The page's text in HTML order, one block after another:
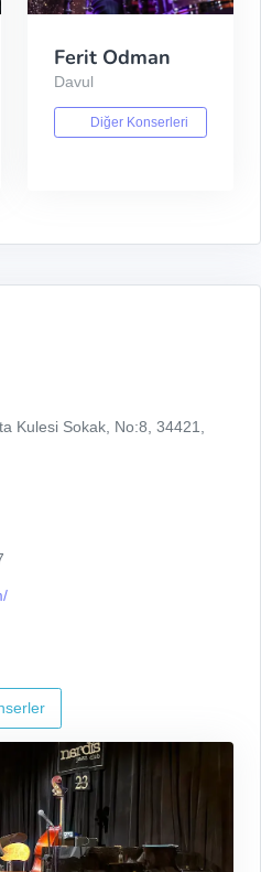
Ferit Odman
Davul
Diğer Konserleri
Kulesi Sokak, No:8, 34421,